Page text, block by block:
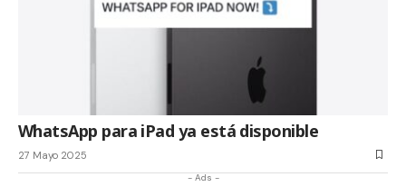
WhatsApp para iPad ya está disponible
27 Mayo 2025
- Ads -